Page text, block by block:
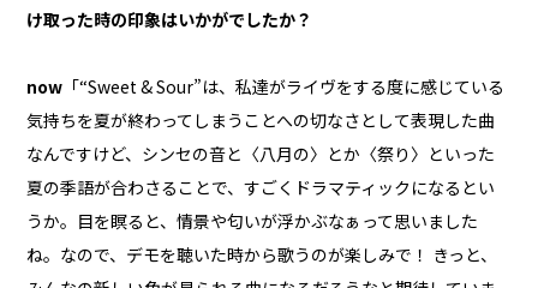
け取った時の印象はいかがでしたか？
now 「“Sweet & Sour”は、私達がライヴをする度に感じている
気持ちを夏が終わってしまうことへの切なさとして表現した曲
なんですけど、シンセの音と〈八月の〉とか〈祭り〉といった
夏の季語が合わさることで、すごくドラマティックになるとい
うか。目を瞑ると、情景や匂いが浮かぶなぁって思いました
ね。なので、デモを聴いた時から歌うのが楽しみで！ きっと、